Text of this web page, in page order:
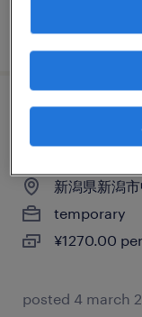
posted 21
住宅・インテ
ブ
新潟県新潟
temporary
¥1270.00
posted 4 march